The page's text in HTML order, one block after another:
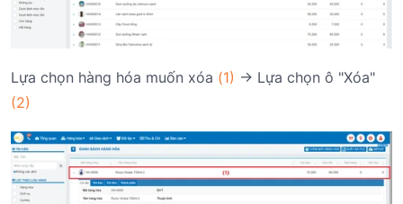
Lựa chọn hàng hóa muốn xóa (1) -> Lựa chọn ô "Xóa"
(2)